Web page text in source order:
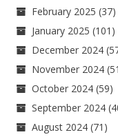
February 2025 (37)
January 2025 (101)
December 2024
November 2024
October 2024 (59)
September 2024
August 2024 (71)